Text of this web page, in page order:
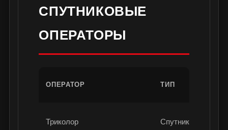
СПУТНИКОВЫЕ
ОПЕРАТОРЫ
ОПЕРАТОР ТИП
Триколор Спутник